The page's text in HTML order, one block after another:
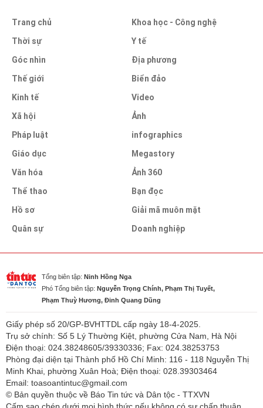
Trang chủ
Thời sự
Góc nhìn
Thế giới
Kinh tế
Xã hội
Pháp luật
Giáo dục
Văn hóa
Thể thao
Hồ sơ
Quân sự
Khoa học - Công nghệ
Y tế
Địa phương
Biển đảo
Video
Ảnh
infographics
Megastory
Ảnh 360
Bạn đọc
Giải mã muôn mặt
Doanh nghiệp
Tổng biên tập: Ninh Hồng Nga
Phó Tổng biên tập: Nguyễn Trọng Chính, Phạm Thị Tuyết,
Phạm Thuỳ Hương, Đinh Quang Dũng
Giấy phép số 20/GP-BVHTTDL cấp ngày 18-4-2025.
Trụ sở chính: Số 5 Lý Thường Kiệt, phường Cửa Nam, Hà Nội
Điện thoại: 024.38248605/39330336; Fax: 024.38253753
Phòng đại diện tại Thành phố Hồ Chí Minh: 116 - 118 Nguyễn Thị
Minh Khai, phường Xuân Hoà; Điện thoại: 028.39303464
Email: toasoantintuc@gmail.com
© Bản quyền thuộc về Báo Tin tức và Dân tộc - TTXVN
Cấm sao chép dưới mọi hình thức nếu không có sự chấp thuận